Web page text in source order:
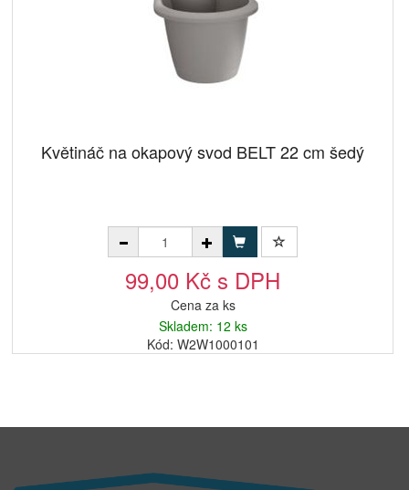
Květináč na okapový svod BELT 22 cm šedý
99,00 Kč s DPH
Cena za ks
Skladem: 12 ks
Kód: W2W1000101